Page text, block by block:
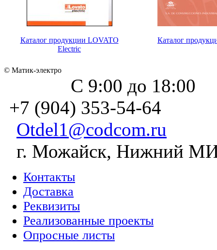
Каталог продукции LOVATO
Electric
Каталог
© Матик-электро
С 9:00 до 18:00
+7 (904) 353-54-64
Otdel1@codcom.ru
г. Можайск, Нижний
Контакты
Доставка
Реквизиты
Реализованные проекты
Опросные листы